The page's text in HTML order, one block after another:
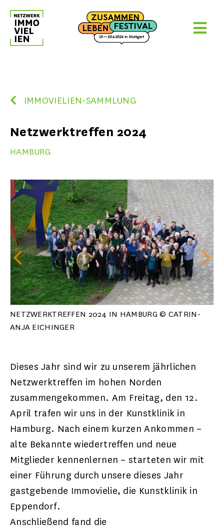
content
IMMOVIELIEN-SAMMLUNG
Netzwerktreffen 2024
HAMBURG
NETZWERKTREFFEN 2024 IN HAMBURG © CATRIN-
ANJA EICHINGER
Dieses Jahr sind wir zu unserem jährlichen
Netzwerktreffen im hohen Norden
zusammengekommen. Am Freitag, den 12.
April trafen wir uns in der Kunstklinik in
Hamburg. Nach einem kurzen Ankommen –
alte Bekannte wiedertreffen und neue
Mitglieder kennenlernen – starteten wir mit
einer Führung durch unsere dieses Jahr
gastgebende Immovielie, die Kunstklinik in
Eppendorf.
Anschließend fand die